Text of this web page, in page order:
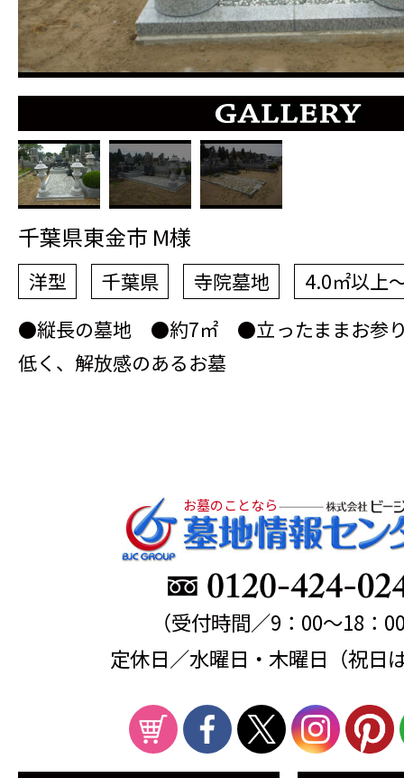
千葉県東金市 M様
洋型 千葉県 寺院墓地
4.0㎡以上
●縦長の墓地 ●約7㎡ ●立ったままお参
低く、解放感のあるお墓
お墓のことなら
（受付時間／9：00～18：
定休日／水曜日・木曜日（祝日